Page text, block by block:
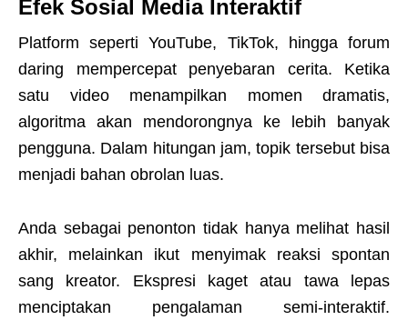
Efek Sosial Media Interaktif
Platform seperti YouTube, TikTok, hingga forum
daring mempercepat penyebaran cerita. Ketika
satu video menampilkan momen dramatis,
algoritma akan mendorongnya ke lebih banyak
pengguna. Dalam hitungan jam, topik tersebut bisa
menjadi bahan obrolan luas.
Anda sebagai penonton tidak hanya melihat hasil
akhir, melainkan ikut menyimak reaksi spontan
sang kreator. Ekspresi kaget atau tawa lepas
menciptakan pengalaman semi-interaktif.